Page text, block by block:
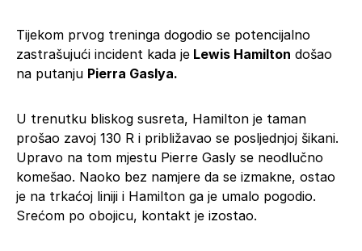
Tijekom prvog treninga dogodio se potencijalno
zastrašujući incident kada je Lewis Hamilton došao
na putanju Pierra Gaslya.
U trenutku bliskog susreta, Hamilton je taman
prošao zavoj 130 R i približavao se posljednjoj šikani.
Upravo na tom mjestu Pierre Gasly se neodlučno
komešao. Naoko bez namjere da se izmakne, ostao
je na trkaćoj liniji i Hamilton ga je umalo pogodio.
Srećom po obojicu, kontakt je izostao.